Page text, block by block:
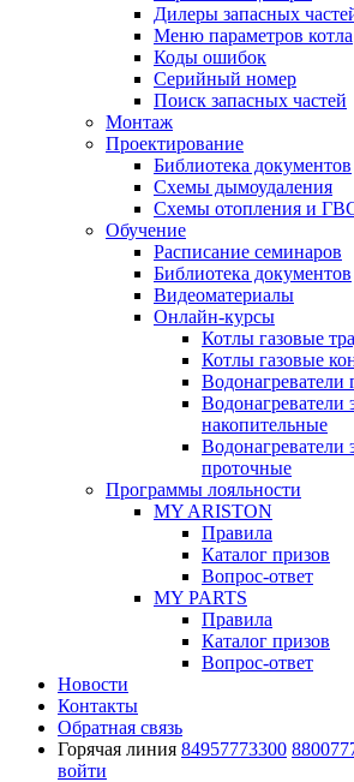
Дилеры запасных
Меню параметров котла
Коды ошибок
Серийный номер
Поиск запасных частей
Монтаж
Проектирование
Библиотека документов
Схемы дымоудаления
Схемы отопления и
Обучение
Расписание семинаров
Библиотека документов
Видеоматериалы
Онлайн-курсы
Котлы газовые
Котлы газовые
Водонагреватели
Водонагреватели
накопительные
Водонагреватели
проточные
Программы лояльности
MY ARISTON
Правила
Каталог призов
Вопрос-ответ
MY PARTS
Правила
Каталог призов
Вопрос-ответ
Новости
Контакты
Обратная связь
Горячая линия 84957773300
войти